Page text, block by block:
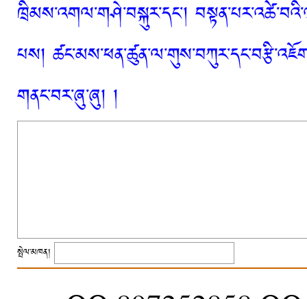
ཁྲིམས་འགལ་གཤེ་བསྐུར་དང་།
པས།
གནང་བར་ཞུ་ཞུ། །
སྤེལ་མཁན།